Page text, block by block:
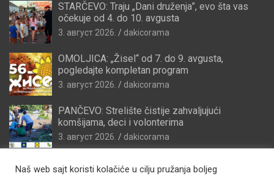
STARČEVO: Traju „Dani druženja”, evo šta vas
očekuje od 4. do 10. avgusta
3. август 2026. dakicorama
OMOLJICA: „Žisel“ od 7. do 9. avgusta,
pogledajte kompletan program
3. август 2026. dakicorama
PANČEVO: Strelište čistije zahvaljujući
komšijama, deci i volonterima
3. август 2026. dakicorama
Naš web sajt koristi kolačiće u cilju pružanja boljeg